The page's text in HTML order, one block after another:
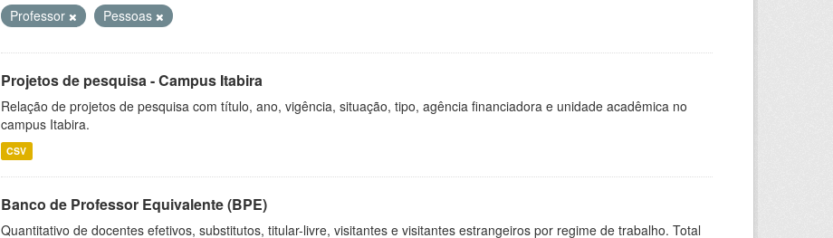
Professor
Pessoas
Projetos de pesquisa - Campus Itabira
Relação de projetos de pesquisa com título, ano, vigência, situação, tipo, agência financiadora e unidade acadêmica no
campus Itabira.
CSV
Banco de Professor Equivalente (BPE)
Quantitativo de docentes efetivos, substitutos, titular-livre, visitantes e visitantes estrangeiros por regime de trabalho. Total